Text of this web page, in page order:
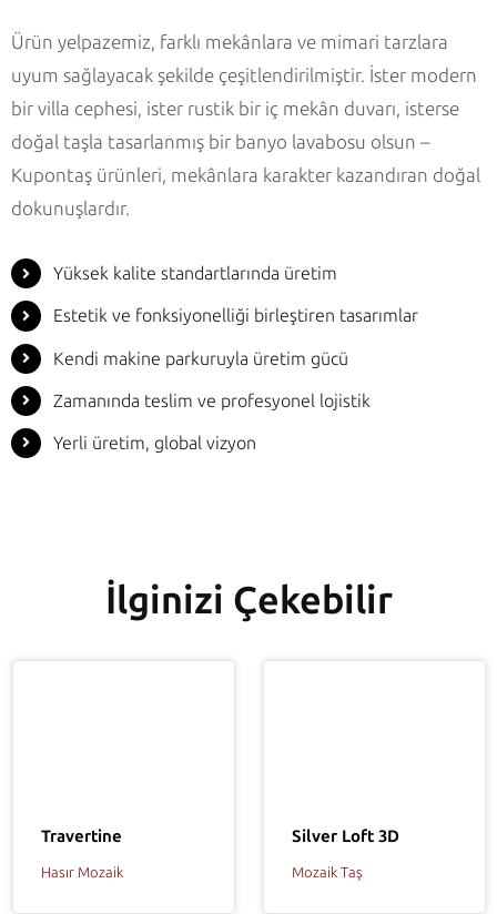
Ürün yelpazemiz, farklı mekânlara ve mimari tarzlara
uyum sağlayacak şekilde çeşitlendirilmiştir. İster modern
bir villa cephesi, ister rustik bir iç mekân duvarı, isterse
doğal taşla tasarlanmış bir banyo lavabosu olsun –
Kupontaş ürünleri, mekânlara karakter kazandıran doğal
dokunuşlardır.
Yüksek kalite standartlarında üretim
Estetik ve fonksiyonelliği birleştiren tasarımlar
Kendi makine parkuruyla üretim gücü
Zamanında teslim ve profesyonel lojistik
Yerli üretim, global vizyon
İlginizi Çekebilir
Travertine
Hasır Mozaik
Silver Loft 3D
Mozaik Taş